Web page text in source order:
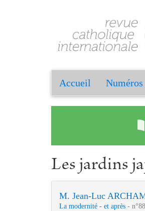
Accueil Numéros
Les jardins
M. Jean-Luc
La modernité - et après -